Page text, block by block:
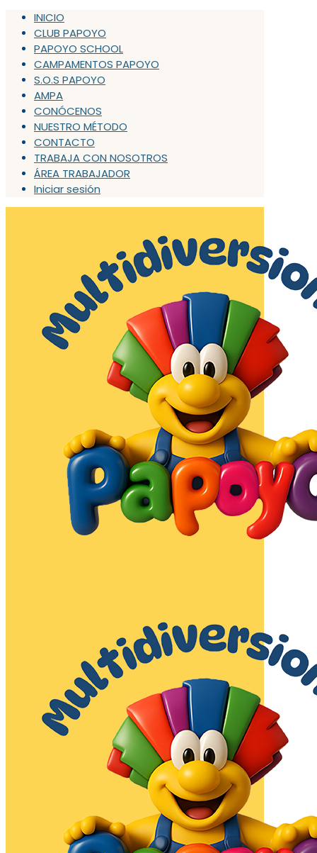
INICIO
CLUB PAPOYO
PAPOYO SCHOOL
CAMPAMENTOS PAPOYO
S.O.S PAPOYO
AMPA
CONÓCENOS
NUESTRO MÉTODO
CONTACTO
TRABAJA CON NOSOTROS
ÁREA TRABAJADOR
Iniciar sesión